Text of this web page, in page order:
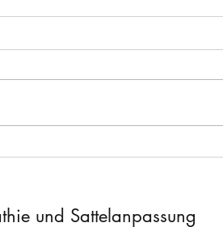
und Sattelanpassung